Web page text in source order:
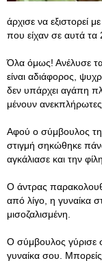
άρχισε να εξιστορεί
που είχαν σε αυτά τα
Όλα όμως! Ανέλυσε
είναι αδιάφορος,
δεν υπάρχει αγάπη
μένουν
Αφού ο σύμβουλος
στιγμή σηκώθηκε
αγκάλιασε και την
Ο άντρας
από λίγο, η γυναίκα
μισοζαλισμένη.
Ο σύμβουλος γύρισε
γυναίκα σου.